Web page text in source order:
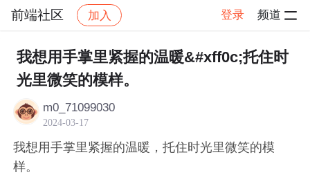
前端社区 加入 登录 频道
社区 前端社区 感慨 帖子详情
我想用手掌里紧握的温暖&#xff0c;托住时
光里微笑的模样。
m0_71099030
2024-03-17
我想用手掌里紧握的温暖，托住时光里微笑的模
样。